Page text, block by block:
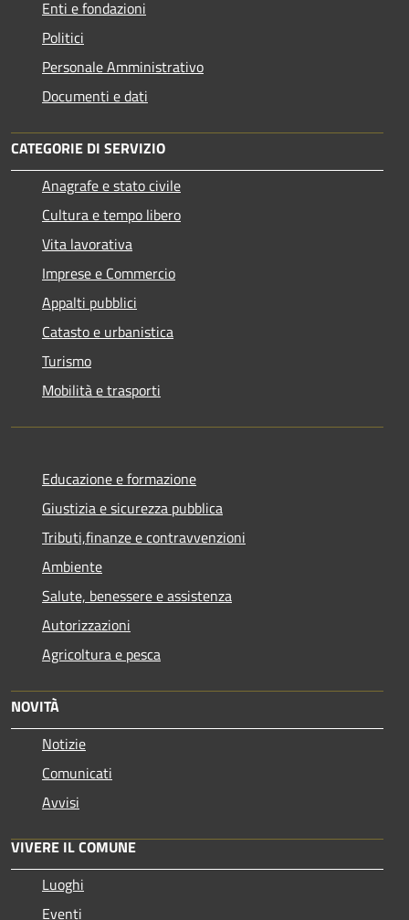
Enti e fondazioni
Politici
Personale Amministrativo
Documenti e dati
CATEGORIE DI SERVIZIO
Anagrafe e stato civile
Cultura e tempo libero
Vita lavorativa
Imprese e Commercio
Appalti pubblici
Catasto e urbanistica
Turismo
Mobilità e trasporti
Educazione e formazione
Giustizia e sicurezza pubblica
Tributi,finanze e contravvenzioni
Ambiente
Salute, benessere e assistenza
Autorizzazioni
Agricoltura e pesca
NOVITÀ
Notizie
Comunicati
Avvisi
VIVERE IL COMUNE
Luoghi
Eventi